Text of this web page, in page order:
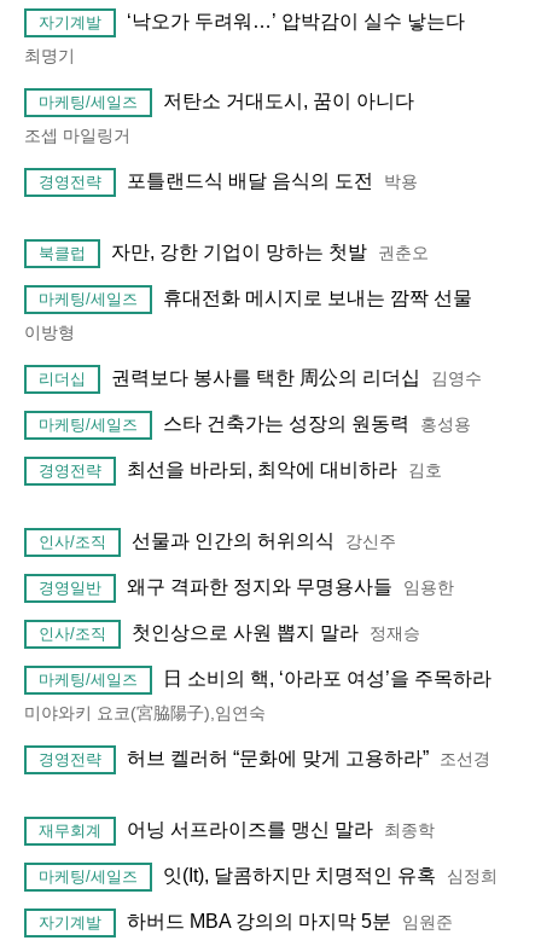
자기계발 ‘낙오가 두려워…’ 압박감이 실수 낳는다
최명기
마케팅/세일즈 저탄소 거대도시, 꿈이 아니다
조셉 마일링거
경영전략 포틀랜드식 배달 음식의 도전 박용
북클럽 자만, 강한 기업이 망하는 첫발 권춘오
마케팅/세일즈 휴대전화 메시지로 보내는 깜짝 선물
이방형
리더십 권력보다 봉사를 택한 周公의 리더십 김영수
마케팅/세일즈 스타 건축가는 성장의 원동력 홍성용
경영전략 최선을 바라되, 최악에 대비하라 김호
인사/조직 선물과 인간의 허위의식 강신주
경영일반 왜구 격파한 정지와 무명용사들 임용한
인사/조직 첫인상으로 사원 뽑지 말라 정재승
마케팅/세일즈 日 소비의 핵, ‘아라포 여성’을 주목하라
미야와키 요코(宮脇陽子),임연숙
경영전략 허브 켈러허 “문화에 맞게 고용하라” 조선경
재무회계 어닝 서프라이즈를 맹신 말라 최종학
마케팅/세일즈 잇(It), 달콤하지만 치명적인 유혹 심정희
자기계발 하버드 MBA 강의의 마지막 5분 임원준